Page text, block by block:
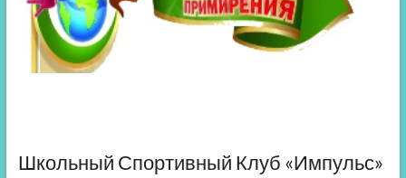
Школьный Спортивный Клуб «Импульс»